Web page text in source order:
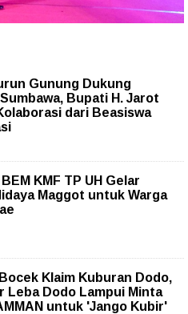
Gunung Dukung
Bupati H. Jarot
dari Beasiswa
KMF TP UH Gelar
Maggot untuk Warga
Klaim Kuburan Dodo,
Leba Dodo Lampui Minta
untuk 'Jango Kubir'